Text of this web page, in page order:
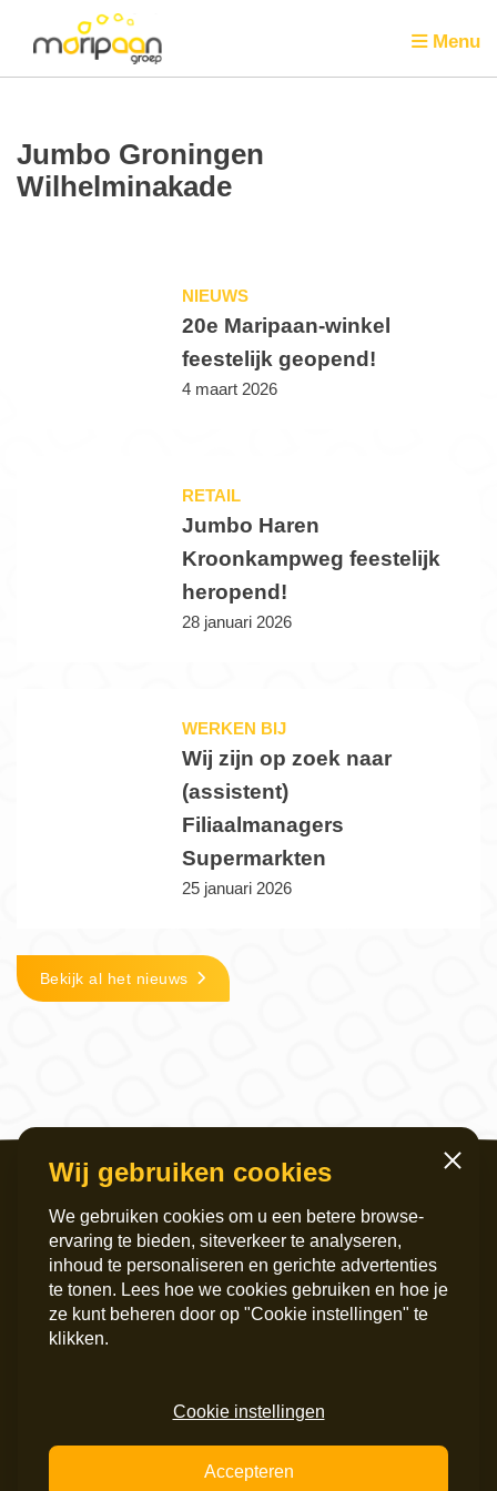
Menu
Jumbo Groningen
Wilhelminakade
NIEUWS
20e Maripaan-winkel
feestelijk geopend!
4 maart 2026
RETAIL
Jumbo Haren
Kroonkampweg feestelijk
heropend!
28 januari 2026
WERKEN BIJ
Wij zijn op zoek naar
(assistent)
Filiaalmanagers
Supermarkten
25 januari 2026
Bekijk al het nieuws
Servicekantoor
Griffeweg 4
Postadres
info@maripaan.nl
LinkedIn
Wij gebruiken cookies
We gebruiken cookies om u een betere browse-
ervaring te bieden, siteverkeer te analyseren,
inhoud te personaliseren en gerichte advertenties
te tonen. Lees hoe we cookies gebruiken en hoe je
ze kunt beheren door op "Cookie instellingen" te
klikken.
Sluiten
Cookie instellingen
Accepteren